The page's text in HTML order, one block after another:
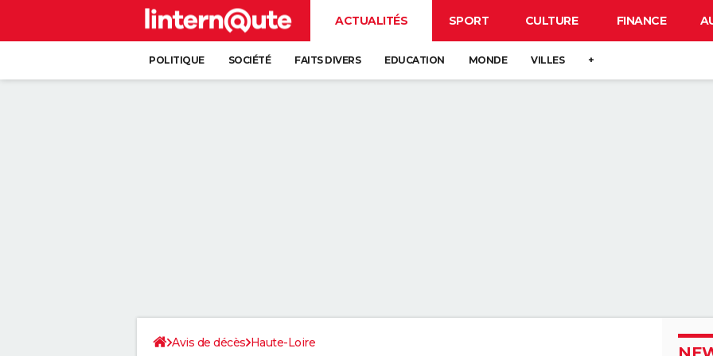
ACTUALITÉS SPORT CULTURE FINANCE
POLITIQUE SOCIÉTÉ FAITS DIVERS EDUCATION MONDE VILLES +
Avis de décès Haute-Loire